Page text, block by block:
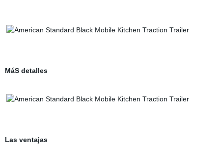
MáS detalles
Las ventajas